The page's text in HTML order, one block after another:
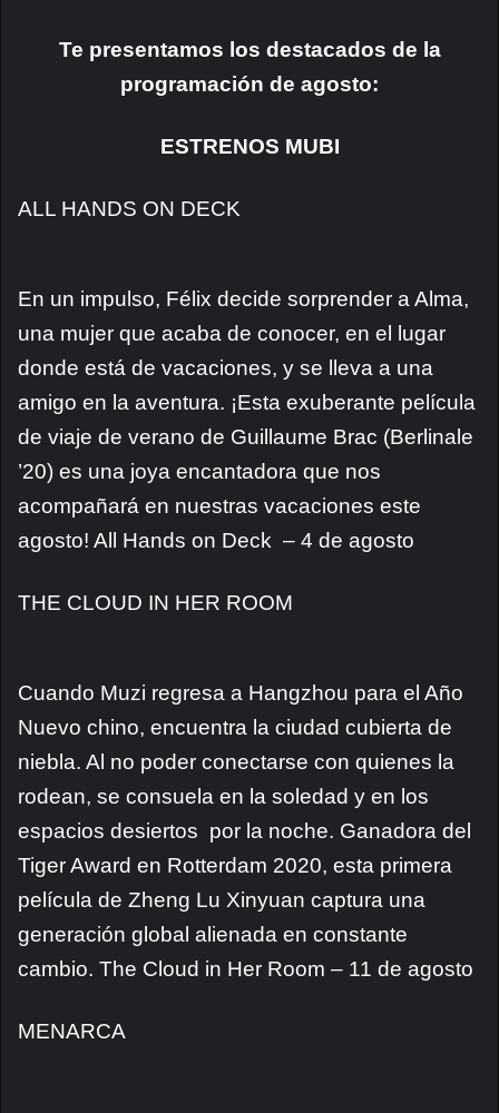
Te presentamos los destacados de la
programación de agosto:
ESTRENOS MUBI
ALL HANDS ON DECK
En un impulso, Félix decide sorprender a Alma,
una mujer que acaba de conocer, en el lugar
donde está de vacaciones, y se lleva a una
amigo en la aventura. ¡Esta exuberante película
de viaje de verano de Guillaume Brac (Berlinale
’20) es una joya encantadora que nos
acompañará en nuestras vacaciones este
agosto! All Hands on Deck – 4 de agosto
THE CLOUD IN HER ROOM
Cuando Muzi regresa a Hangzhou para el Año
Nuevo chino, encuentra la ciudad cubierta de
niebla. Al no poder conectarse con quienes la
rodean, se consuela en la soledad y en los
espacios desiertos por la noche. Ganadora del
Tiger Award en Rotterdam 2020, esta primera
película de Zheng Lu Xinyuan captura una
generación global alienada en constante
cambio. The Cloud in Her Room – 11 de agosto
MENARCA